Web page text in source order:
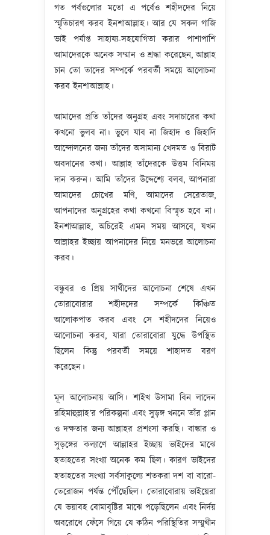
গত পর্বগুলোর মতো এ পর্বেও শহীদদের নিয়ে
স্মৃতিচারণ করব ইনশাআল্লাহ। আর যে সকল গাজি
ভাই পর্যাপ্ত সাহায্য-সহযোগিতা করার পাশাপাশি
আমাদেরকে অনেক সম্মান ও শ্রদ্ধা করেছেন, আল্লাহ
চান তো তাদের সম্পর্কে পরবর্তী সময়ে আলোচনা
করব ইনশাআল্লাহ।
আমাদের প্রতি তাঁদের অনুগ্রহ এবং সদাচারের কথা
কখনো ভুলব না। ভুলে যাব না জিহাদ ও জিহাদি
আন্দোলনের জন্য তাঁদের অসামান্য খেদমত ও বিরাট
অবদানের কথা। আল্লাহ তাঁদেরকে উত্তম বিনিময়
দান করুন। আমি তাঁদের উদ্দেশ্যে বলব, আপনারা
আমাদের চোখের মণি, আমাদের সেরেতাজ,
আপনাদের অনুগ্রহের কথা কখনো বিস্মৃত হবে না।
ইনশাআল্লাহ, অচিরেই এমন সময় আসবে, যখন
আল্লাহর ইচ্ছায় আপনাদের নিয়ে মনভরে আলোচনা
করব।
বন্ধুবর ও প্রিয় সাথীদের আলোচনা শেষে এখন
তোরাবোরার শহীদদের সম্পর্কে কিঞ্চিত
আলোকপাত করব এবং সে শহীদদের নিয়েও
আলোচনা করব, যারা তোরাবোরা যুদ্ধে উপস্থিত
ছিলেন কিন্তু পরবর্তী সময়ে শাহাদত বরণ
করেছেন।
মূল আলোচনায় আসি। শাইখ উসামা বিন লাদেন
রহিমাহুল্লাহ’র পরিকল্পনা এবং সুড়ঙ্গ খননে তাঁর প্লান
ও দক্ষতার জন্য আল্লাহর প্রশংসা করছি। বাঙ্কার ও
সুড়ঙ্গের কল্যাণে আল্লাহর ইচ্ছায় ভাইদের মাঝে
হতাহতের সংখ্যা অনেক কম ছিল। কারণ ভাইদের
হতাহতের সংখ্যা সর্বসাকুল্যে শতকরা দশ বা বারো-
তেরোজন পর্যন্ত পৌঁছেছিল। তোরাবোরায় ভাইয়েরা
যে ভয়াবহ বোমাবৃষ্টির মাঝে পড়েছিলেন এবং নির্দয়
অবরোধে ফেঁসে গিয়ে যে কঠিন পরিস্থিতির সম্মুখীন